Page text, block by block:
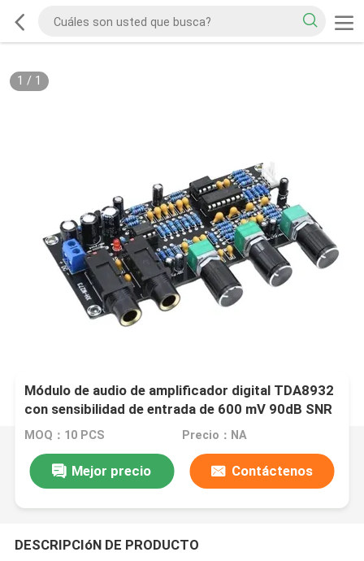
1 / 1
Módulo de audio de amplificador digital TDA8932
con sensibilidad de entrada de 600 mV 90dB SNR
y potencia de salida de 3W
MOQ：10 PCS Precio：NA
Mejor precio Contáctenos
DESCRIPCIóN DE PRODUCTO